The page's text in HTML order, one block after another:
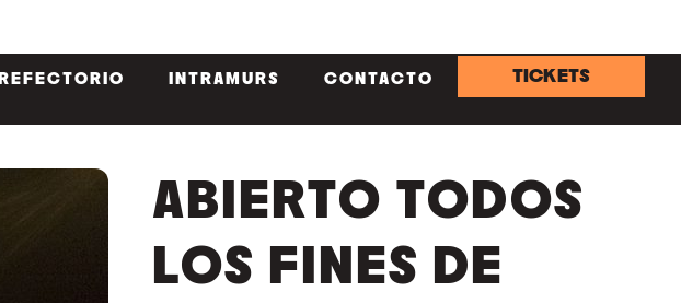
REFECTORIO INTRAMURS CONTACTO TICKETS
ABIERTO TODOS
LOS FINES DE